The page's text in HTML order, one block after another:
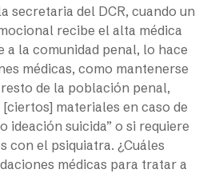
secretaria del DCR, cuando un
recibe el alta médica
la comunidad penal, lo hace
médicas, como mantenerse
de la población penal,
materiales en caso de
ideación suicida” o si requiere
con el psiquiatra. ¿Cuáles
médicas para tratar a